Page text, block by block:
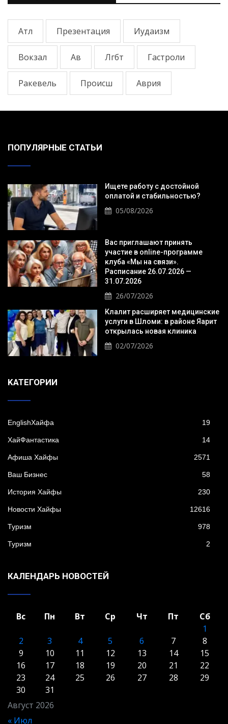
Атл Презентация Иудаизм
Вокзал Ав Лгбт Гастроли
Ракевель Происш Аврия
ПОПУЛЯРНЫЕ СТАТЬИ
Ищете работу с достойной
оплатой и стабильностью?
05/08/2026
Вас приглашают принять
участие в online-программе
клуба «Мы на связи».
Расписание 26.07.2026 —
31.07.2026
26/07/2026
Клалит расширяет медицинские
услуги в Шломи: в районе Яарит
открылась новая клиника
02/07/2026
KАТЕГОРИИ
EnglishХайфа 19
XайФантастика 14
Афиша Хайфы 2571
Ваш Бизнес 58
История Хайфы 230
Новости Хайфы 12616
Туризм 978
Туризм 2
КАЛЕНДАРЬ НОВОСТЕЙ
Август 2026
Вс Пн Вт Ср Чт Пт
Сб
1
2
3 4 5 6 7
8
9
10 11 12 13 14
15
16
17 18 19 20 21
22
23
24 25 26 27 28
29
30
31
« Июл